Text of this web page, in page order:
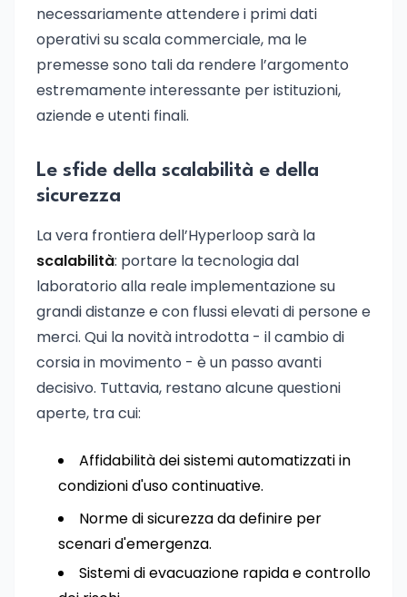
necessariamente attendere i primi dati
operativi su scala commerciale, ma le
premesse sono tali da rendere l’argomento
estremamente interessante per istituzioni,
aziende e utenti finali.
Le sfide della scalabilità e della
sicurezza
La vera frontiera dell’Hyperloop sarà la
scalabilità: portare la tecnologia dal
laboratorio alla reale implementazione su
grandi distanze e con flussi elevati di persone e
merci. Qui la novità introdotta - il cambio di
corsia in movimento - è un passo avanti
decisivo. Tuttavia, restano alcune questioni
aperte, tra cui:
Affidabilità dei sistemi automatizzati in
condizioni d'uso continuative.
Norme di sicurezza da definire per
scenari d'emergenza.
Sistemi di evacuazione rapida e controllo